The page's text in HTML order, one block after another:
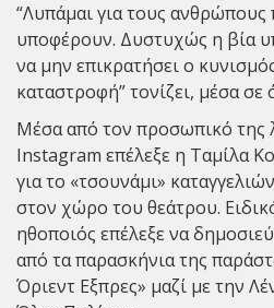
“Λυπάμαι για τους
υποφέρουν. Δυστυχώς η βία
να μην επικρατήσει ο
καταστροφή” τονίζει, μέσα
Μέσα από τον προσωπικό της
Instagram επέλεξε η Ταμίλα
για το «τσουνάμι»
στον χώρο του θεάτρου.
ηθοποιός επέλεξε να
από τα παρασκήνια της
Όριεντ Εξπρες» μαζί με την